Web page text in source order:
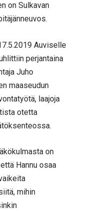
on Sulkavan
Auviselle
perjantaina
Juho
maaseudun
laajoja
otetta
on
Hannu osaa
mihin